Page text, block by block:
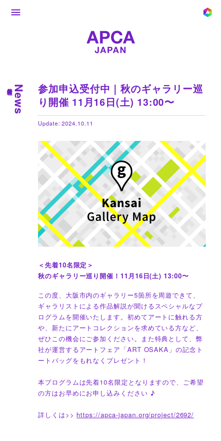
News
参加申込受付中｜秋のギャラリー巡
り開催 11月16日(土) 13:00〜
Update: 2024.10.11
＜先着10名限定＞
秋のギャラリー巡り開催！11月16日(土) 13:00〜
この度、大阪市内のギャラリー5箇所を周遊できて、
ギャラリストによる作品解説が聞けるスペシャルなプ
ログラムを開催いたします。初めてアートに触れる方
や、新たにアートコレクションを求めている方など、
ぜひこの機会にご参加ください。また特典として、弊
社が運営するアートフェア「ART OSAKA」の記念ト
ートバッグをもれなくプレゼント！
本プログラムは先着10名限定となりますので、ご希望
の方はお早めにお申し込みください ♪
詳しくは>> https://apca-japan.org/project/2692/